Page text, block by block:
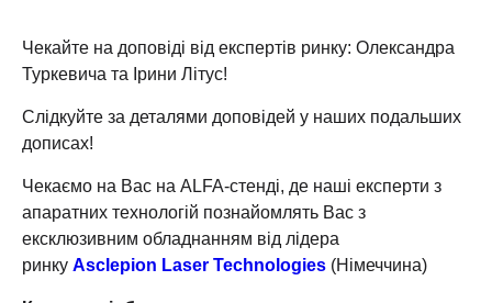
Чекайте на доповіді від експертів ринку: Олександра
Туркевича та Ірини Літус!
Слідкуйте за деталями доповідей у наших подальших
дописах!
Чекаємо на Вас на ALFA-стенді, де наші експерти з
апаратних технологій познайомлять Вас з
ексклюзивним обладнанням від лідера
ринку Asclepion Laser Technologies (Німеччина)